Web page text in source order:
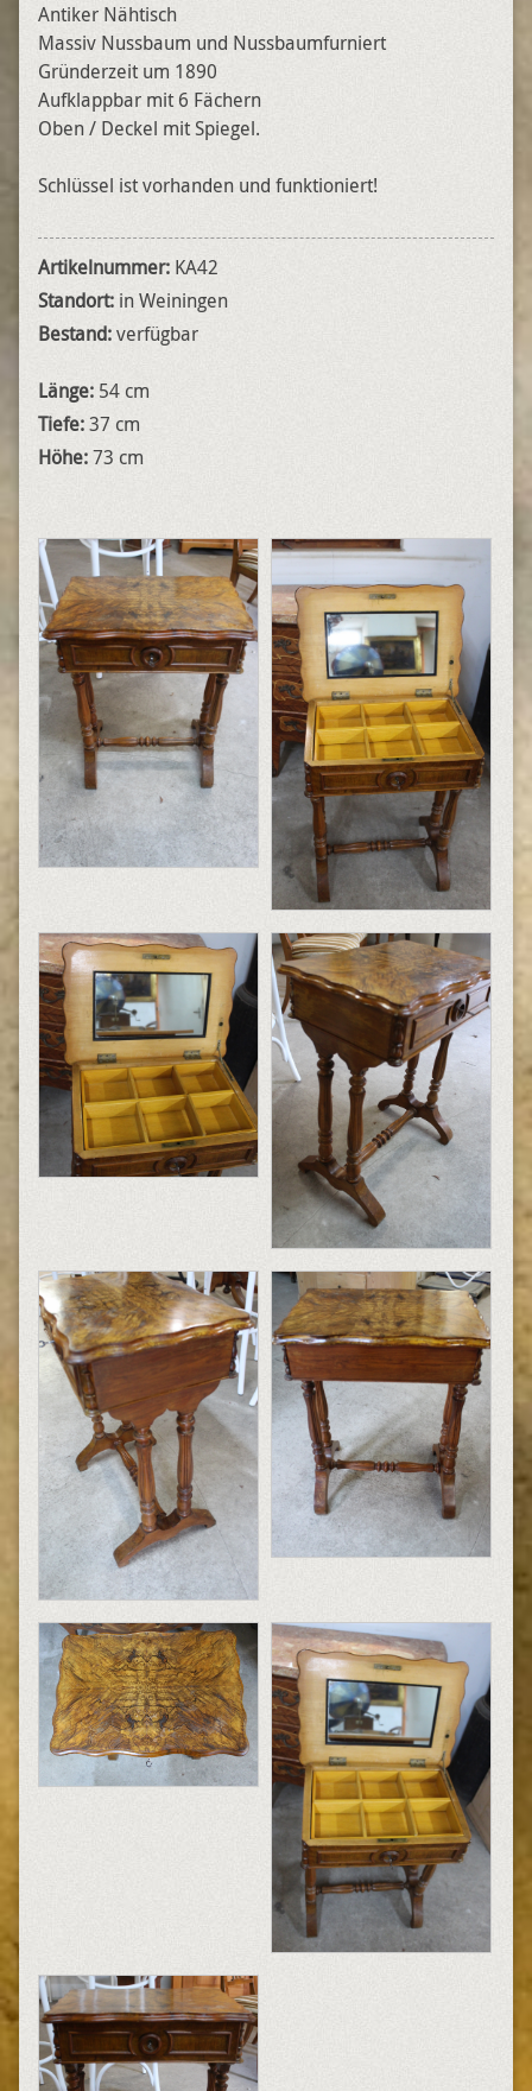
Antiker Nähtisch
Massiv Nussbaum und Nussbaumfurniert
Gründerzeit um 1890
Aufklappbar mit 6 Fächern
Oben / Deckel mit Spiegel.
Schlüssel ist vorhanden und funktioniert!
Artikelnummer: KA42
Standort: in Weiningen
Bestand:verfügbar
Länge: 54 cm
Tiefe:37 cm
Höhe:73 cm